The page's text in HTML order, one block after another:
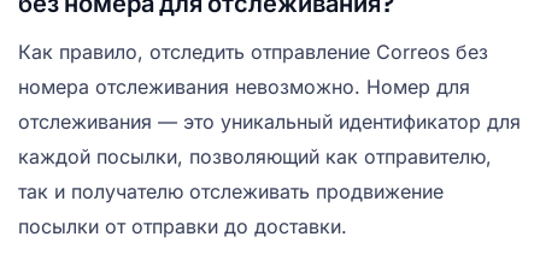
Как правило, отследить отправление Correos без
номера отслеживания невозможно. Номер для
отслеживания — это уникальный идентификатор для
каждой посылки, позволяющий как отправителю,
так и получателю отслеживать продвижение
посылки от отправки до доставки.